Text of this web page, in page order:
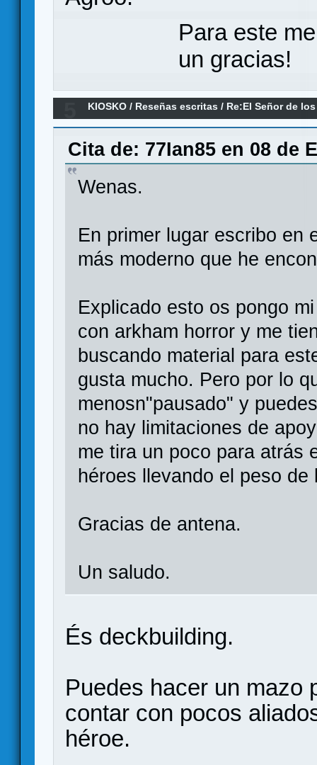
Para este
un gracias!
KIOSKO / Reseñas escritas / Re:El Señor de
Cita de: 77Ian85 en 08 de
Wenas.
En primer lugar escribo en
más moderno que he
Explicado esto os pongo
con arkham horror y me
buscando material para
gusta mucho. Pero por lo
menosn"pausado" y
no hay limitaciones de
me tira un poco para atrás
héroes llevando el peso de
Gracias de antena.
Un saludo.
És deckbuilding.
Puedes hacer un mazo
contar con pocos
héroe.